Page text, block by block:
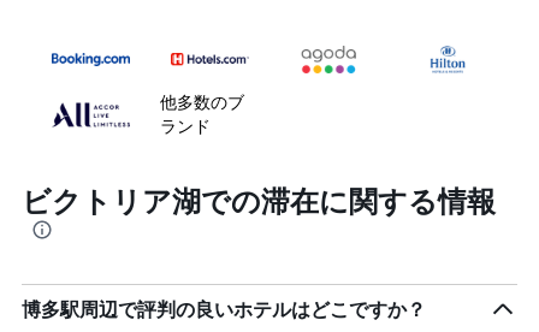
他多数のブ
ランド
ビクトリア湖での滞在に関する情報
博多駅周辺で評判の良いホテルはどこですか？